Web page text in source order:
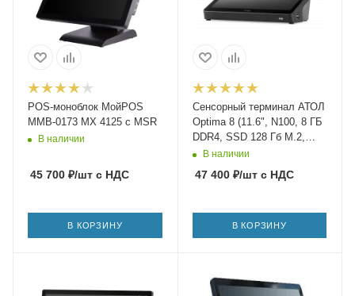
POS-моноблок МойPOS
MMB-0173 MX 4125 с MSR
В наличии
45 700 ₽/шт с НДС
В КОРЗИНУ
Сенсорный терминал АТОЛ
Optima 8 (11.6", N100, 8 ГБ
DDR4, SSD 128 Гб M.2,
АКБ, c ОС)
В наличии
47 400₽/штс НДС
В КОРЗИНУ